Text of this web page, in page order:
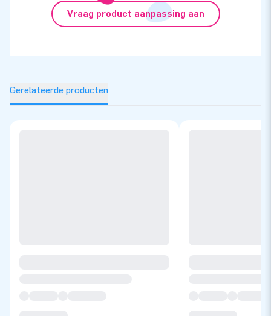
Vraag product aanpassing aan
Gerelateerde producten